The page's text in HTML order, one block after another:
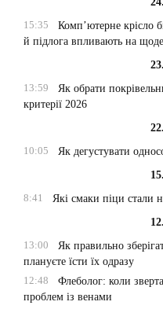
15:35
Комп’ютерне крісло
й підлога впливають на
13:59
Як обрати
критерії 2026
10:05
Як дегустувати
8:41
Які смаки піци стали
13:00
Як правильно
плануєте їсти їх одразу
12:48
Флеболог: коли
проблем із венами